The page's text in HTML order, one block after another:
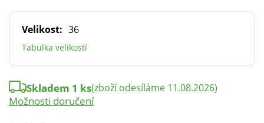
Velikost: 36
Tabulka velikostí
Skladem 1 ks(zboží odesíláme 11.08.2026)
Možnosti doručení